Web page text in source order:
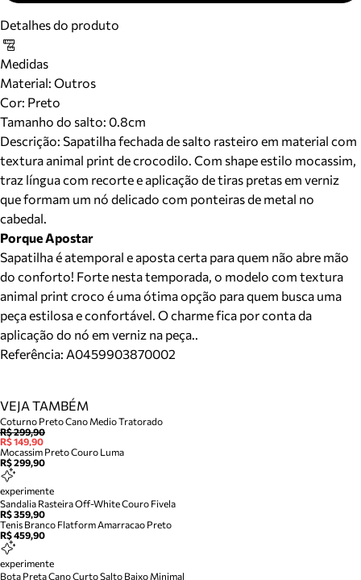
Detalhes do produto
Medidas
Material: Outros
Cor: Preto
Tamanho do salto: 0.8cm
Descrição: Sapatilha fechada de salto rasteiro em material com
textura animal print de crocodilo. Com shape estilo mocassim,
traz língua com recorte e aplicação de tiras pretas em verniz
que formam um nó delicado com ponteiras de metal no
cabedal.
Porque Apostar
Sapatilha é atemporal e aposta certa para quem não abre mão
do conforto! Forte nesta temporada, o modelo com textura
animal print croco é uma ótima opção para quem busca uma
peça estilosa e confortável. O charme fica por conta da
aplicação do nó em verniz na peça..
Referência: A0459903870002
VEJA TAMBÉM
Coturno Preto Cano Medio Tratorado
R$ 299,90
R$ 149,90
Mocassim Preto Couro Luma
R$ 299,90
experimente
Sandalia Rasteira Off-White Couro Fivela
R$ 359,90
Tenis Branco Flatform Amarracao Preto
R$ 459,90
experimente
Bota Preta Cano Curto Salto Baixo Minimal